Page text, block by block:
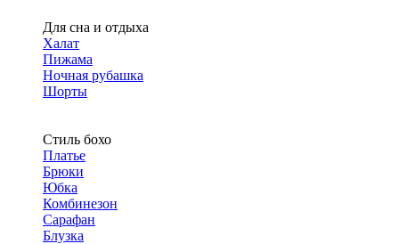
Для сна и отдыха
Халат
Пижама
Ночная рубашка
Шорты
Стиль бохо
Платье
Брюки
Юбка
Комбинезон
Сарафан
Блузка